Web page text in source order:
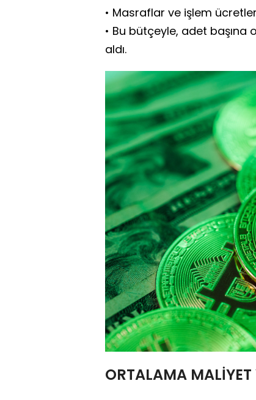
• Masraflar ve işlem
• Bu bütçeyle, adet
aldı.
ORTALAMA MALİYET